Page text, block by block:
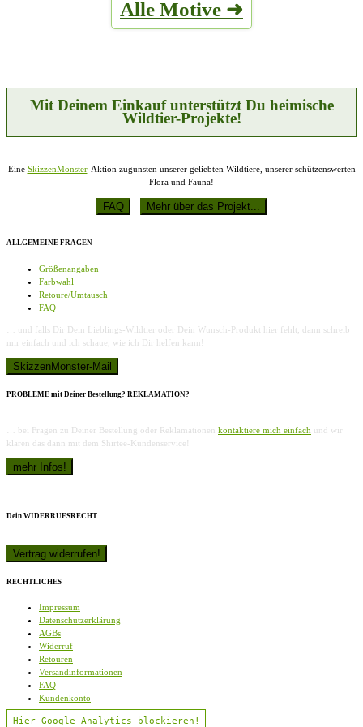
Produktseite
gewählt
Varianten
auf.
Produktseite
gewählt
werden
Alle Motive ➜
Mit Deinem Einkauf unterstützt Du heimische
Wildtier-Projekte!
Eine SkizzenMonster-Aktion zugunsten unserer geliebten Wildtiere, unserer schützenswerten
Flora und Fauna!
ALLGEMEINE FRAGEN
Größenangaben
Farbwahl
Retoure/Umtausch
FAQ
… und falls Dir Dein Lieblings-Wildtier oder Dein Wunsch-Produkt hier fehlt, dann schreib
mir einfach und ich schaue, wie ich Dir helfen kann!
PROBLEME mit Deiner Bestellung? REKLAMATION?
… bei Fragen zu Deiner Bestellung oder Reklamationen kontaktiere mich einfach und wir
klären das dann mit dem Shirtee-Kundenservice!
Dein WIDERRUFSRECHT
RECHTLICHES
Impressum
Datenschutzerklärung
AGBs
Widerruf
Retouren
Versandinformationen
FAQ
Kundenkonto
Hier Google Analytics blockieren!